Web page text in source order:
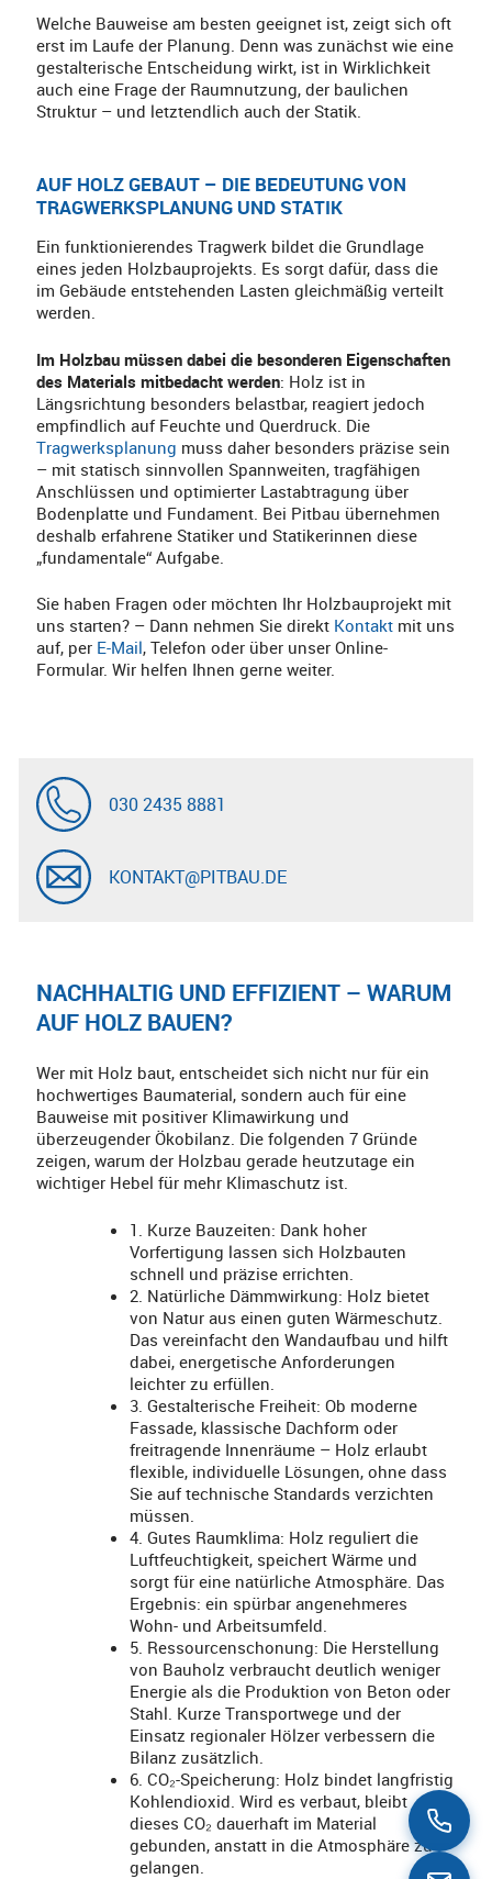
Welche Bauweise am besten geeignet ist, zeigt sich oft
erst im Laufe der Planung. Denn was zunächst wie eine
gestalterische Entscheidung wirkt, ist in Wirklichkeit
auch eine Frage der Raumnutzung, der baulichen
Struktur – und letztendlich auch der Statik.
AUF HOLZ GEBAUT – DIE BEDEUTUNG VON
TRAGWERKSPLANUNG UND STATIK
Ein funktionierendes Tragwerk bildet die Grundlage
eines jeden Holzbauprojekts. Es sorgt dafür, dass die
im Gebäude entstehenden Lasten gleichmäßig verteilt
werden.
Im Holzbau müssen dabei die besonderen Eigenschaften
des Materials mitbedacht werden: Holz ist in
Längsrichtung besonders belastbar, reagiert jedoch
empfindlich auf Feuchte und Querdruck. Die
Tragwerksplanung muss daher besonders präzise sein
– mit statisch sinnvollen Spannweiten, tragfähigen
Anschlüssen und optimierter Lastabtragung über
Bodenplatte und Fundament. Bei Pitbau übernehmen
deshalb erfahrene Statiker und Statikerinnen diese
„fundamentale“ Aufgabe.
Sie haben Fragen oder möchten Ihr Holzbauprojekt mit
uns starten? – Dann nehmen Sie direkt Kontakt mit uns
auf, per E-Mail, Telefon oder über unser Online-
Formular. Wir helfen Ihnen gerne weiter.
030 2435 8881
KONTAKT@PITBAU.DE
NACHHALTIG UND EFFIZIENT – WARUM
AUF HOLZ BAUEN?
Wer mit Holz baut, entscheidet sich nicht nur für ein
hochwertiges Baumaterial, sondern auch für eine
Bauweise mit positiver Klimawirkung und
überzeugender Ökobilanz. Die folgenden 7 Gründe
zeigen, warum der Holzbau gerade heutzutage ein
wichtiger Hebel für mehr Klimaschutz ist.
1. Kurze Bauzeiten: Dank hoher
Vorfertigung lassen sich Holzbauten
schnell und präzise errichten.
2. Natürliche Dämmwirkung: Holz bietet
von Natur aus einen guten Wärmeschutz.
Das vereinfacht den Wandaufbau und hilft
dabei, energetische Anforderungen
leichter zu erfüllen.
3. Gestalterische Freiheit: Ob moderne
Fassade, klassische Dachform oder
freitragende Innenräume – Holz erlaubt
flexible, individuelle Lösungen, ohne dass
Sie auf technische Standards verzichten
müssen.
4. Gutes Raumklima: Holz reguliert die
Luftfeuchtigkeit, speichert Wärme und
sorgt für eine natürliche Atmosphäre. Das
Ergebnis: ein spürbar angenehmeres
Wohn- und Arbeitsumfeld.
5. Ressourcenschonung: Die Herstellung
von Bauholz verbraucht deutlich weniger
Energie als die Produktion von Beton oder
Stahl. Kurze Transportwege und der
Einsatz regionaler Hölzer verbessern die
Bilanz zusätzlich.
6. CO₂-Speicherung: Holz bindet langfristig
Kohlendioxid. Wird es verbaut, bleibt
dieses CO₂ dauerhaft im Material
gebunden, anstatt in die Atmosphäre zu
gelangen.